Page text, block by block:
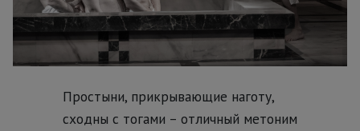
Простыни, прикрывающие наготу,
сходны с тогами – отличный метоним